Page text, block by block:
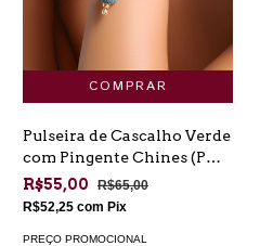
Pulseira de Cascalho Verde
com Pingente Chines (PU-
AT-01)
R$55,00
R$65,00
R$52,25 com Pix
PREÇO PROMOCIONAL